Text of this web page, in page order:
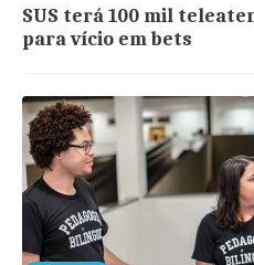
SUS terá 100 mil
para vício em bets